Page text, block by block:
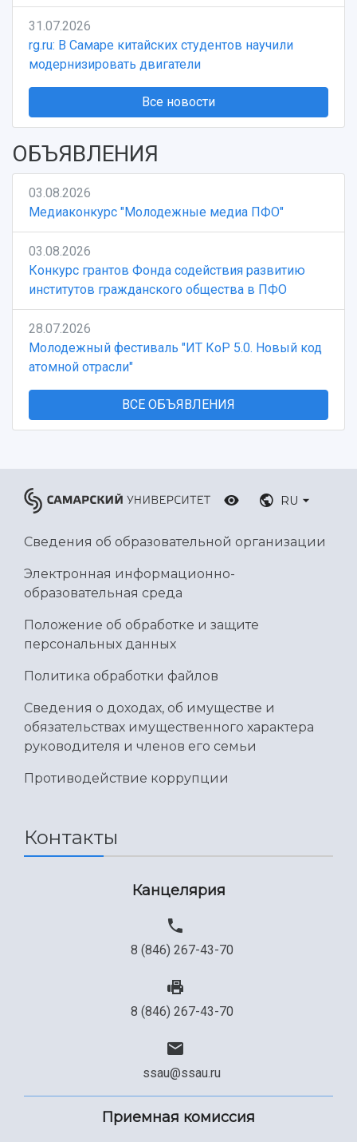
31.07.2026
rg.ru: В Самаре китайских студентов научили
модернизировать двигатели
Все новости
ОБЪЯВЛЕНИЯ
03.08.2026
Медиаконкурс "Молодежные медиа ПФО"
03.08.2026
Конкурс грантов Фонда содействия развитию
институтов гражданского общества в ПФО
28.07.2026
Молодежный фестиваль "ИТ КоР 5.0. Новый код
атомной отрасли"
ВСЕ ОБЪЯВЛЕНИЯ
RU
Сведения об образовательной организации
Электронная информационно-
образовательная среда
Положение об обработке и защите
персональных данных
Политика обработки файлов
Сведения о доходах, об имуществе и
обязательствах имущественного характера
руководителя и членов его семьи
Противодействие коррупции
Контакты
Канцелярия
8 (846) 267-43-70
8 (846) 267-43-70
ssau@ssau.ru
Приемная комиссия